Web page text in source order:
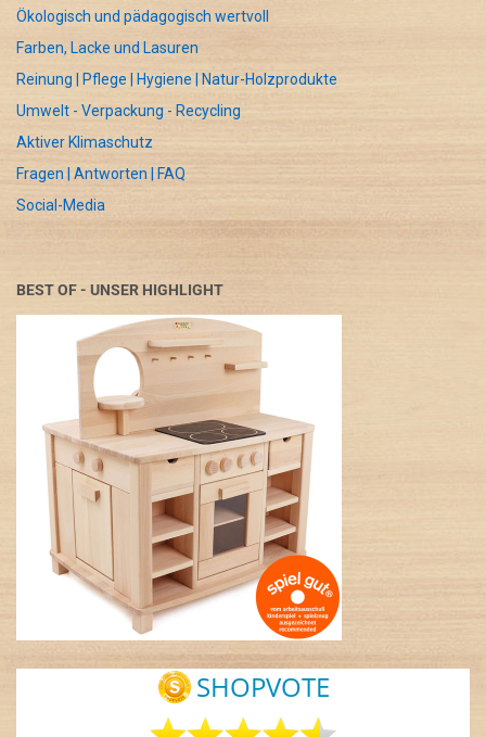
Ökologisch und pädagogisch wertvoll
Farben, Lacke und Lasuren
Reinung | Pflege | Hygiene | Natur-Holzprodukte
Umwelt - Verpackung - Recycling
Aktiver Klimaschutz
Fragen | Antworten | FAQ
Social-Media
BEST OF - UNSER HIGHLIGHT